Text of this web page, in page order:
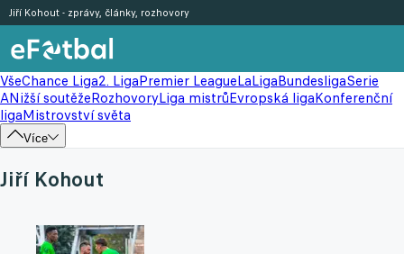
VšeChance Liga2. LigaPremier LeagueLaLigaBundesligaSerie
ANižší soutěžeRozhovoryLiga mistrůEvropská ligaKonferenční
ligaMistrovství světa
Více
Jiří Kohout - zprávy, články, rozhovory
Jiří Kohout